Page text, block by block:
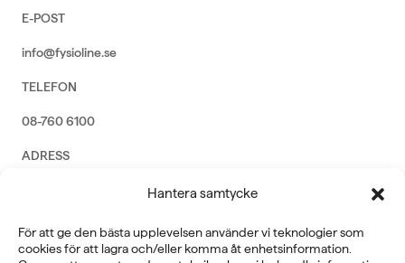
Hantera samtycke
För att ge den bästa upplevelsen använder vi teknologier som
cookies för att lagra och/eller komma åt enhetsinformation.
E-POST
info@fysioline.se
TELEFON
08-760 6100
ADRESS
Rosendalsvägen 18b, SE-14143 Huddinge
VERKSAMHETSOMRÅDEN
REHABILITERING
GYM